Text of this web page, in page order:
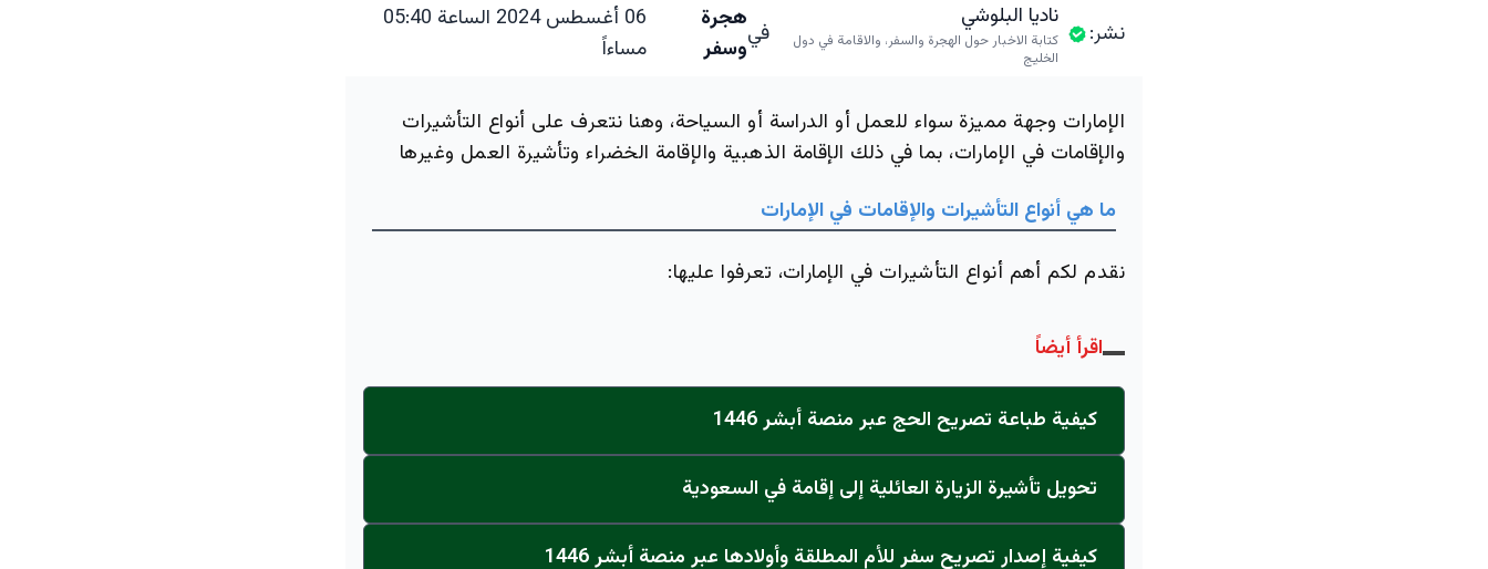
نشر:
ناديا البلوشي
كتابة الاخبار حول الهجرة والسفر، والاقامة في دول
الخليج
فيهجرة
وسفر
06 أغسطس 2024 الساعة 05:40
مساءاً
الإمارات وجهة مميزة سواء للعمل أو الدراسة أو السياحة، وهنا نتعرف على أنواع التأشيرات
والإقامات في الإمارات، بما في ذلك الإقامة الذهبية والإقامة الخضراء وتأشيرة العمل وغيرها
ما هي أنواع التأشيرات والإقامات في الإمارات
نقدم لكم أهم أنواع التأشيرات في الإمارات، تعرفوا عليها:
اقرأ أيضاً
كيفية طباعة تصريح الحج عبر منصة أبشر 1446
تحويل تأشيرة الزيارة العائلية إلى إقامة في السعودية
كيفية إصدار تصريح سفر للأم المطلقة وأولادها عبر منصة أبشر 1446